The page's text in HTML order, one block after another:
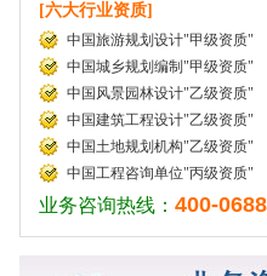
[六大行业资质]
中国旅游规划设计"甲级资质"
中国城乡规划编制"甲级资质"
中国风景园林设计"乙级资质"
中国建筑工程设计"乙级资质"
中国土地规划机构"乙级资质"
中国工程咨询单位"丙级资质"
业务咨询热线： 400-